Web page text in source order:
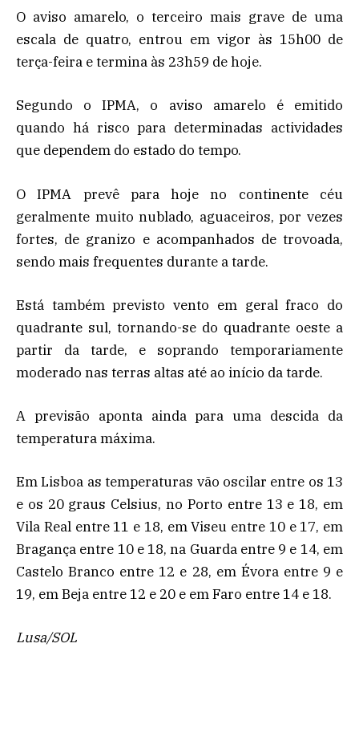
O aviso amarelo, o terceiro mais grave de uma
escala de quatro, entrou em vigor às 15h00 de
terça-feira e termina às 23h59 de hoje.
Segundo o IPMA, o aviso amarelo é emitido
quando há risco para determinadas actividades
que dependem do estado do tempo.
O IPMA prevê para hoje no continente céu
geralmente muito nublado, aguaceiros, por vezes
fortes, de granizo e acompanhados de trovoada,
sendo mais frequentes durante a tarde.
Está também previsto vento em geral fraco do
quadrante sul, tornando-se do quadrante oeste a
partir da tarde, e soprando temporariamente
moderado nas terras altas até ao início da tarde.
A previsão aponta ainda para uma descida da
temperatura máxima.
Em Lisboa as temperaturas vão oscilar entre os 13
e os 20 graus Celsius, no Porto entre 13 e 18, em
Vila Real entre 11 e 18, em Viseu entre 10 e 17, em
Bragança entre 10 e 18, na Guarda entre 9 e 14, em
Castelo Branco entre 12 e 28, em Évora entre 9 e
19, em Beja entre 12 e 20 e em Faro entre 14 e 18.
Lusa/SOL